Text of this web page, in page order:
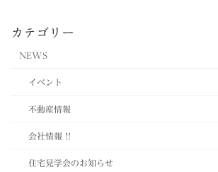
カテゴリー
NEWS
イベント
不動産情報
会社情報 !!
住宅見学会のお知らせ